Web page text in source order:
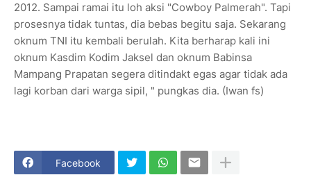
2012. Sampai ramai itu loh aksi "Cowboy Palmerah". Tapi
prosesnya tidak tuntas, dia bebas begitu saja. Sekarang
oknum TNI itu kembali berulah. Kita berharap kali ini
oknum Kasdim Kodim Jaksel dan oknum Babinsa
Mampang Prapatan segera ditindakt egas agar tidak ada
lagi korban dari warga sipil, " pungkas dia. (Iwan fs)
Facebook